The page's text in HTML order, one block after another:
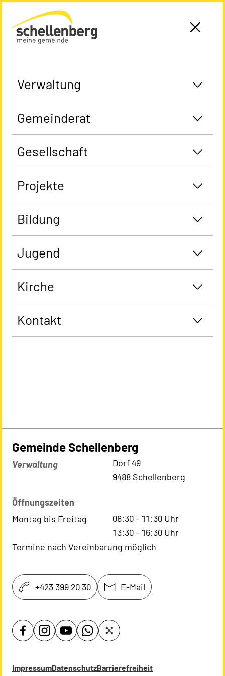
Gemeinde Schellenberg Startseite
Verwaltung
Gemeinderat
Gesellschaft
Projekte
Bildung
Jugend
Kirche
Kontakt
Gemeinde Schellenberg
Verwaltung
Dorf 49
9488 Schellenberg
Öffnungszeiten
Montag bis Freitag
08:30- 11:30 Uhr
13:30- 16:30 Uhr
Termine nach Vereinbarung möglich
+423 399 20 30 E-Mail
ImpressumDatenschutzBarrierefreiheit